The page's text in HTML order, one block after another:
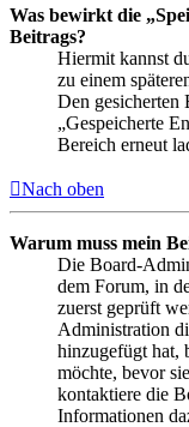
Was bewirkt die
Beitrags?
Hiermit kannst
zu einem
Den gesicherten
„Gespeicherte
Bereich erneut
Nach oben
Warum muss mein
Die Board-
dem Forum, in
zuerst geprüft
Administration
hinzugefügt hat,
möchte, bevor
kontaktiere die
Informationen